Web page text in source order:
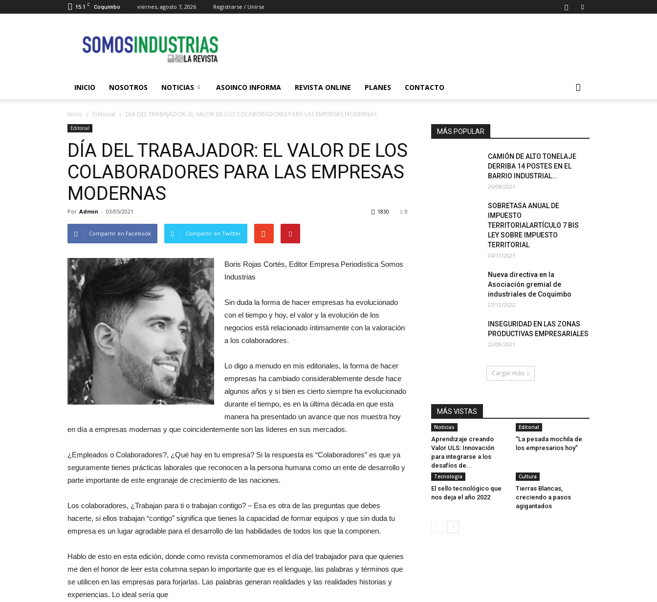
15.1 C Coquimbo viernes, agosto 7, 2026 Registrarse / Unirse
Industrias
INICIO NOSOTROS NOTICIAS ASOINCO INFORMA REVISTA ONLINE PLANES CONTACTO
Inicio Editorial DÍA DEL TRABAJADOR: EL VALOR DE LOS COLABORADORES PARA LAS EMPRESAS MODERNAS
Editorial
DÍA DEL TRABAJADOR: EL VALOR DE LOS
COLABORADORES PARA LAS EMPRESAS
MODERNAS
Por Admin - 03/05/2021 0
1830
Compartir en Facebook Compartir en Twitter
Boris Rojas Cortés, Editor Empresa Periodística Somos
Industrias
Sin duda la forma de hacer empresas ha evolucionado
con el tiempo y hoy, el valor y la evolución de los
negocios está relacionado íntimamente con la valoración
a los colaboradores.
Lo digo a menudo en mis editoriales, la forma de hacer
empresas ha cambiado considerablemente desde hace
algunos años y si bien es cierto siempre ha evolucionado
durante el tiempo, es en la última década en que esta
manera ha presentado un avance que nos muestra hoy
en día a empresas modernas y que coincidentemente son las líderes en sus mercados.
¿Empleados o Colaboradores?, ¿Qué hay en tu empresa? Si la respuesta es “Colaboradores” es que ya
seguramente tienes prácticas laborales que reconocen a la persona humana como un ente de desarrollo y
parte importante de este engranaje de crecimiento de las naciones.
Los colaboradores, ¿Trabajan para ti o trabajan contigo? – Esa es otra de las preguntas que debes
hacerte, si ellos trabajan “contigo” significa que tienes la capacidad de formar equipos y que sin duda tu
empresa es un lugar agradable para el desarrollo de las habilidades de todos los que la componen.
Hablo de esto en esta edición, donde como revista conmemoramos el día del trabajador para que quienes
me den el honor de leer esta columna sepan lo importante que es el lenguaje, las palabras y términos que
se utilicen en las empresas para forjarlas. Las palabras generan realidades y las realidades historias y
experiencias. Lo ideal sería que
MÁS POPULAR
CAMIÓN DE ALTO TONELAJE
DERRIBA 14 POSTES EN EL
BARRIO INDUSTRIAL...
26/08/2021
SOBRETASA ANUAL DE
IMPUESTO
TERRITORIALARTÍCULO 7 BIS
LEY SOBRE IMPUESTO
TERRITORIAL
04/11/2021
Nueva directiva en la
Asociación gremial de
industriales de Coquimbo
27/12/2022
INSEGURIDAD EN LAS ZONAS
PRODUCTIVAS EMPRESARIALES
22/09/2021
Cargar más
MÁS VISTAS
Noticias
Aprendizaje creando
Valor ULS: Innovación
para integrarse a los
desafíos de...
Editorial
“La pesada mochila de
los empresarios hoy”
Tecnología
El sello tecnológico que
nos deja el año 2022
Cultura
Tierras Blancas,
creciendo a pasos
agigantados